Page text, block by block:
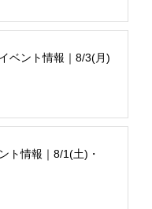
ベント情報｜8/3(月)
ト情報｜8/1(土)・